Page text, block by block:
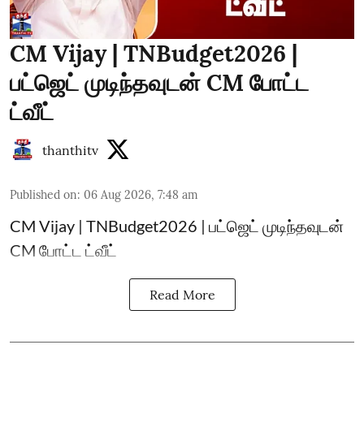
CM Vijay | TNBudget2026 |
பட்ஜெட் முடிந்தவுடன் CM போட்ட
ட்வீட்
thanthitv
Published on: 06 Aug 2026, 7:48 am
CM Vijay | TNBudget2026 | பட்ஜெட் முடிந்தவுடன்
CM போட்ட ட்வீட்
Read More